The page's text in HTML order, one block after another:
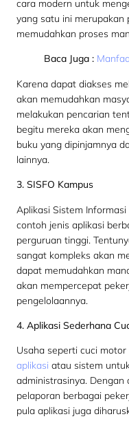
cara modern untuk
yang satu ini merupakan
memudahkan proses
Baca Juga :
Karena dapat diakses
akan memudahkan
melakukan pencarian
begitu mereka akan
buku yang dipinjamnya
lainnya.
3. SISFO Kampus
Aplikasi Sistem
contoh jenis aplikasi
perguruan tinggi.
sangat kompleks akan
dapat memudahkan
akan mempercepat
pengelolaannya.
4. Aplikasi Sederhana
Usaha seperti cuci
aplikasi atau sistem
administrasinya. Dengan
pelaporan berbagai
pula aplikasi juga